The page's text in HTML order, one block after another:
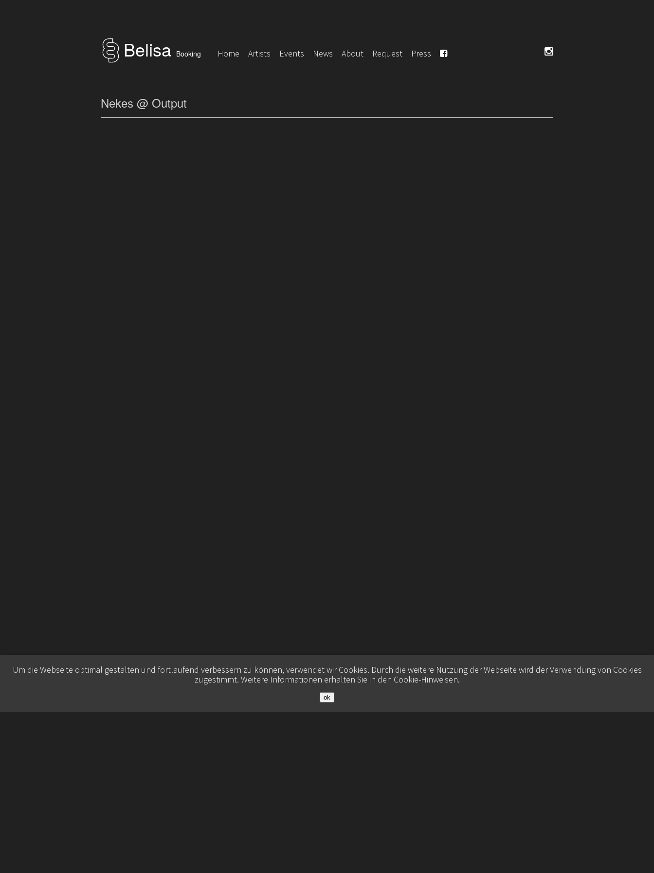
Belisa Booking Home Artists Events News About Request Press
Nekes @ Output
Um die Webseite optimal gestalten und fortlaufend verbessern zu können, verwendet wir Cookies. Durch die weitere Nutzung der Webseite wird der Verwendung von Cookies
zugestimmt. Weitere Informationen erhalten Sie in den Cookie-Hinweisen.
ok